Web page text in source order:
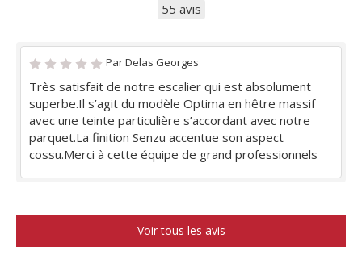
55 avis
Par Delas Georges
Très satisfait de notre escalier qui est absolument
superbe.Il s’agit du modèle Optima en hêtre massif
avec une teinte particulière s’accordant avec notre
parquet.La finition Senzu accentue son aspect
cossu.Merci à cette équipe de grand professionnels
Voir tous les avis